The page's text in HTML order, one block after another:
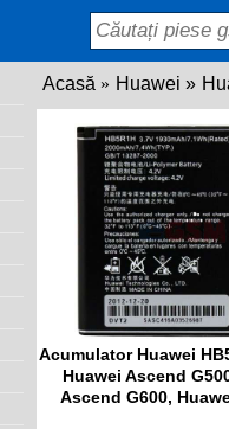
Acasă Huawei
Acumulator Huawei
Huawei Ascend
Ascend G600,